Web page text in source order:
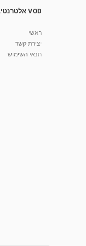
VOD אלטרנטיבלי
ראשי
יצירת קשר
תנאי השימוש